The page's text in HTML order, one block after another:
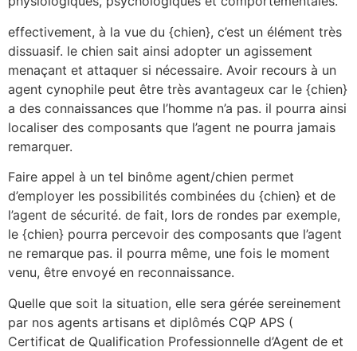
effectivement, à la vue du {chien}, c’est un élément très
dissuasif. le chien sait ainsi adopter un agissement
menaçant et attaquer si nécessaire. Avoir recours à un
agent cynophile peut être très avantageux car le {chien}
a des connaissances que l’homme n’a pas. il pourra ainsi
localiser des composants que l’agent ne pourra jamais
remarquer.
Faire appel à un tel binôme agent/chien permet
d’employer les possibilités combinées du {chien} et de
l’agent de sécurité. de fait, lors de rondes par exemple,
le {chien} pourra percevoir des composants que l’agent
ne remarque pas. il pourra même, une fois le moment
venu, être envoyé en reconnaissance.
Quelle que soit la situation, elle sera gérée sereinement
par nos agents artisans et diplômés CQP APS (
Certificat de Qualification Professionnelle d’Agent de et